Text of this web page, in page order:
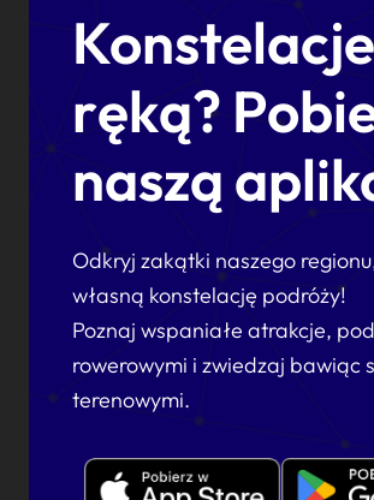
ręką?
naszą
Odkryj zakątki naszego
własną konstelację podróży!
Poznaj wspaniałe atrakcje,
rowerowymi i zwiedzaj bawiąc
terenowymi.